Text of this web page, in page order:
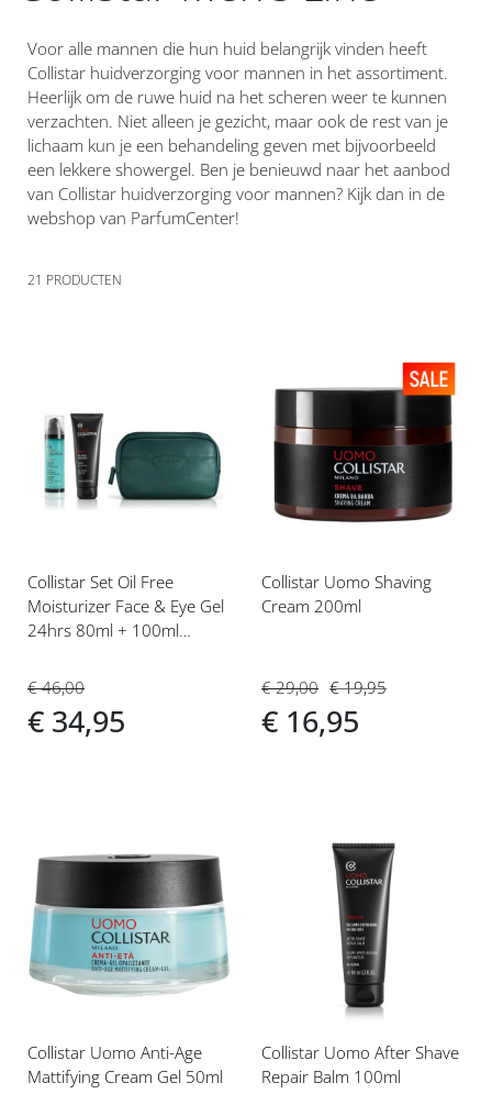
Voor alle mannen die hun huid belangrijk vinden heeft
Collistar huidverzorging voor mannen in het assortiment.
Heerlijk om de ruwe huid na het scheren weer te kunnen
verzachten. Niet alleen je gezicht, maar ook de rest van je
lichaam kun je een behandeling geven met bijvoorbeeld
een lekkere showergel. Ben je benieuwd naar het aanbod
van Collistar huidverzorging voor mannen? Kijk dan in de
webshop van ParfumCenter!
21 PRODUCTEN
toe
aan
verlanglijst
Collistar Set Oil Free
Moisturizer Face & Eye Gel
24hrs 80ml + 100ml
€ 46,00
€ 34,95
toe
aan
verlanglijst
Collistar Uomo Shaving
Cream 200ml
€ 29,00
€ 16,95
€ 19,95
toe
aan
verlanglijst
Collistar Uomo Anti-Age
Mattifying Cream Gel 50ml
verlanglijst
Collistar Uomo After Shave
Repair Balm 100ml